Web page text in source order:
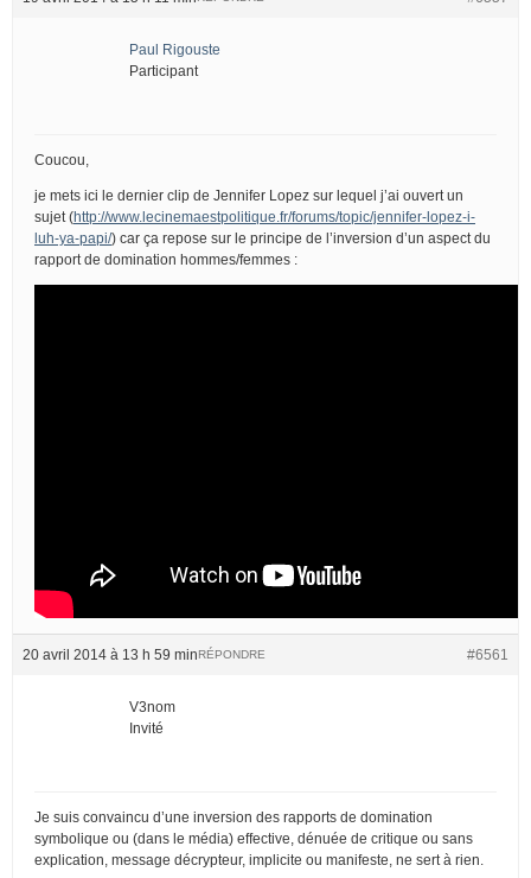
Paul Rigouste
Participant
Coucou,
je mets ici le dernier clip de Jennifer Lopez sur lequel j’ai ouvert un
sujet (http://www.lecinemaestpolitique.fr/forums/topic/jennifer-lopez-i-
luh-ya-papi/) car ça repose sur le principe de l’inversion d’un aspect du
rapport de domination hommes/femmes :
20 avril 2014 à 13 h 59 min #6561
RÉPONDRE
V3nom
Invité
Je suis convaincu d’une inversion des rapports de domination
symbolique ou (dans le média) effective, dénuée de critique ou sans
explication, message décrypteur, implicite ou manifeste, ne sert à rien.